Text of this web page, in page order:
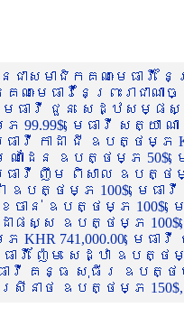
សមាជិកគណៈមេធាវី
គណៈមេធាវីនៃព្រះរា
មេធាវី ជួន សេដ្ឋស
មេធាវី សត្យា ណ
ធាវី កាដា ជី ឧបត្ថម្ភ
ណាដែន ឧបត្ថម្ភ 50$,
េធាវី ញឹម ពិសាល ឧបត្ថ
ា ឧបត្ថម្ភ 100$, មេ
ខចាន់ ឧបត្ថម្ភ
ដាផស្ស ឧបត្ថម្ភ
KHR 741,000.00, មេ
វី ញ៉ែម សេដ្ឋា ឧបត្ថ
គន្ធ សុធីរ ឧបត្ថម្ភ
ស្រីនាថ ឧបត្ថម្ភ 150$,